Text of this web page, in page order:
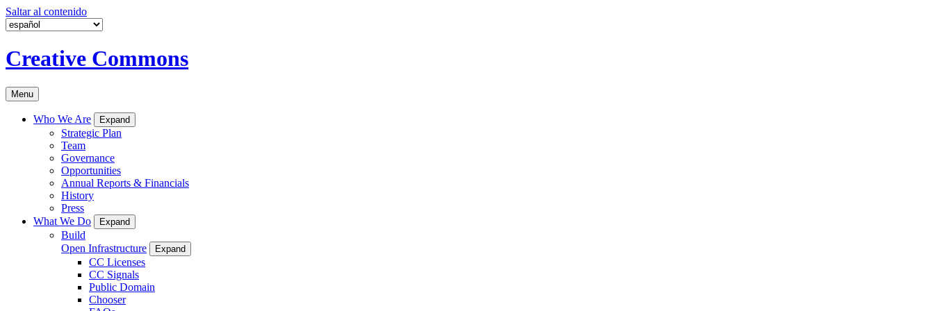
Saltar al contenido
Creative Commons
Menu
Who We Are Expand
Strategic Plan
Team
Governance
Opportunities
Annual Reports & Financials
History
Press
What We Do
Expand
Build
Open Infrastructure
Expand
CC Licenses
CC Signals
Public Domain
Chooser